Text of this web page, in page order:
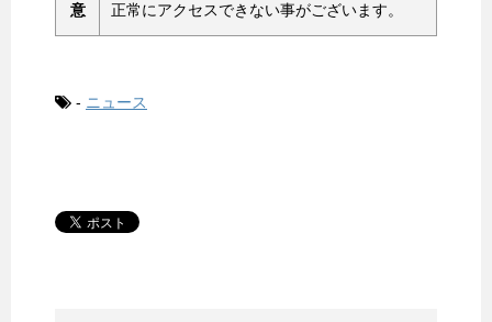
意
正常にアクセスできない事がございます。
- ニュース